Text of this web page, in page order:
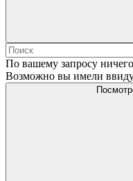
По вашему запросу
Возможно вы имели